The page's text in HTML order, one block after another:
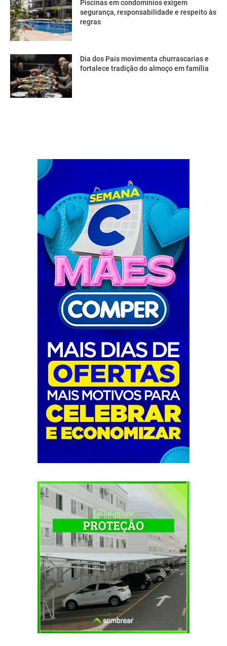
Piscinas em condomínios exigem
segurança, responsabilidade e respeito às
regras
Dia dos Pais movimenta churrascarias e
fortalece tradição do almoço em família